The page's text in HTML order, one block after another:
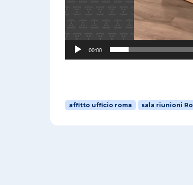
00:00
affitto ufficio roma sala riunioni